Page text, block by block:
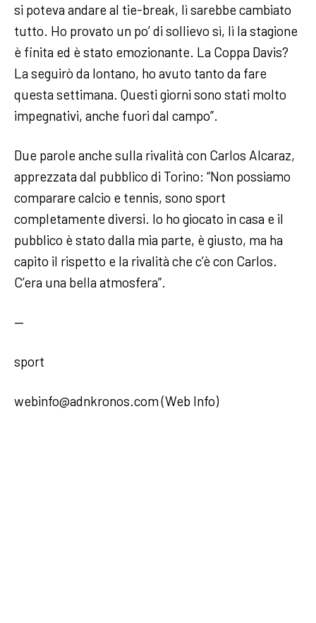
si poteva andare al tie-break, lì sarebbe cambiato
tutto. Ho provato un po’ di sollievo sì, lì la stagione
è finita ed è stato emozionante. La Coppa Davis?
La seguirò da lontano, ho avuto tanto da fare
questa settimana. Questi giorni sono stati molto
impegnativi, anche fuori dal campo”.
Due parole anche sulla rivalità con Carlos Alcaraz,
apprezzata dal pubblico di Torino: “Non possiamo
comparare calcio e tennis, sono sport
completamente diversi. Io ho giocato in casa e il
pubblico è stato dalla mia parte, è giusto, ma ha
capito il rispetto e la rivalità che c’è con Carlos.
C’era una bella atmosfera”.
—
sport
webinfo@adnkronos.com (Web Info)